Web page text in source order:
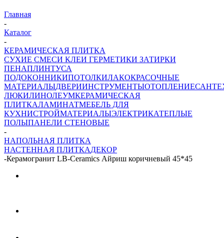
Главная
-
Каталог
-
КЕРАМИЧЕСКАЯ ПЛИТКА
СУХИЕ СМЕСИ КЛЕИ ГЕРМЕТИКИ ЗАТИРКИ
ПЕНАПЛИНТУСА
ПОДОКОННИКИПОТОЛКИЛАКОКРАСОЧНЫЕ
МАТЕРИАЛЫДВЕРИИНСТРУМЕНТЫОТОПЛЕНИЕ
ЛЮКИЛИНОЛЕУМКЕРАМИЧЕСКАЯ
ПЛИТКАЛАМИНАТМЕБЕЛЬ ДЛЯ
КУХНИСТРОЙМАТЕРИАЛЫЭЛЕКТРИКАТЕПЛЫЕ
ПОЛЫПАНЕЛИ СТЕНОВЫЕ
-
НАПОЛЬНАЯ ПЛИТКА
НАСТЕННАЯ ПЛИТКАДЕКОР
-Керамогранит LB-Ceramics Айриш коричневый 45*45